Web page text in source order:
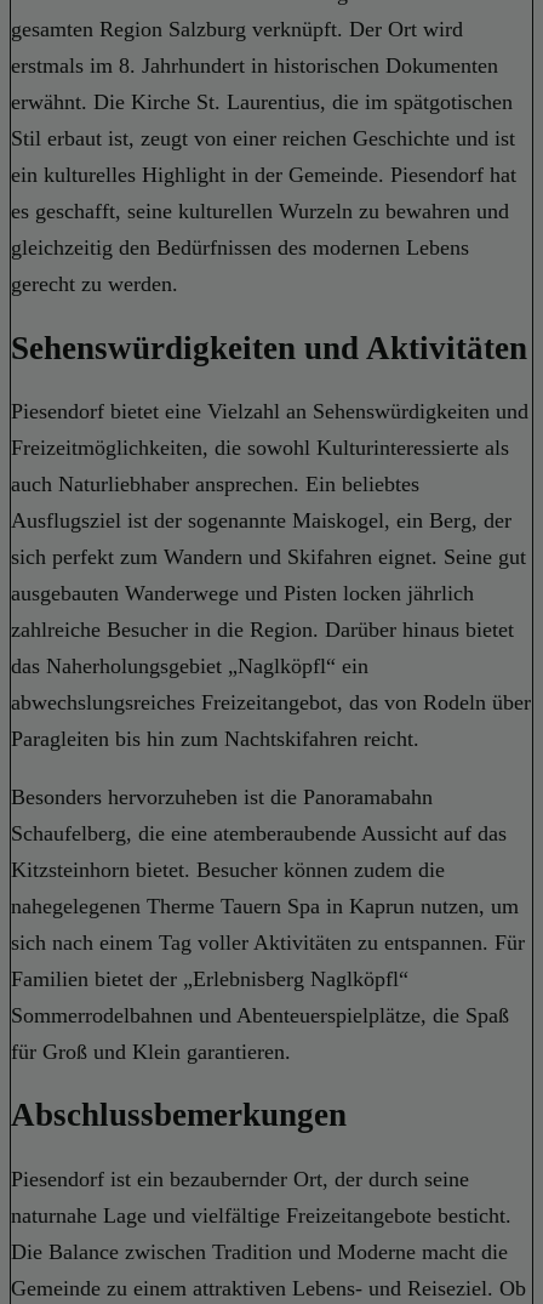
gesamten Region Salzburg verknüpft. Der Ort wird
erstmals im 8. Jahrhundert in historischen Dokumenten
erwähnt. Die Kirche St. Laurentius, die im spätgotischen
Stil erbaut ist, zeugt von einer reichen Geschichte und ist
ein kulturelles Highlight in der Gemeinde. Piesendorf hat
es geschafft, seine kulturellen Wurzeln zu bewahren und
gleichzeitig den Bedürfnissen des modernen Lebens
gerecht zu werden.
Sehenswürdigkeiten und Aktivitäten
Piesendorf bietet eine Vielzahl an Sehenswürdigkeiten und
Freizeitmöglichkeiten, die sowohl Kulturinteressierte als
auch Naturliebhaber ansprechen. Ein beliebtes
Ausflugsziel ist der sogenannte Maiskogel, ein Berg, der
sich perfekt zum Wandern und Skifahren eignet. Seine gut
ausgebauten Wanderwege und Pisten locken jährlich
zahlreiche Besucher in die Region. Darüber hinaus bietet
das Naherholungsgebiet „Naglköpfl“ ein
abwechslungsreiches Freizeitangebot, das von Rodeln über
Paragleiten bis hin zum Nachtskifahren reicht.
Besonders hervorzuheben ist die Panoramabahn
Schaufelberg, die eine atemberaubende Aussicht auf das
Kitzsteinhorn bietet. Besucher können zudem die
nahegelegenen Therme Tauern Spa in Kaprun nutzen, um
sich nach einem Tag voller Aktivitäten zu entspannen. Für
Familien bietet der „Erlebnisberg Naglköpfl“
Sommerrodelbahnen und Abenteuerspielplätze, die Spaß
für Groß und Klein garantieren.
Abschlussbemerkungen
Piesendorf ist ein bezaubernder Ort, der durch seine
naturnahe Lage und vielfältige Freizeitangebote besticht.
Die Balance zwischen Tradition und Moderne macht die
Gemeinde zu einem attraktiven Lebens- und Reiseziel. Ob